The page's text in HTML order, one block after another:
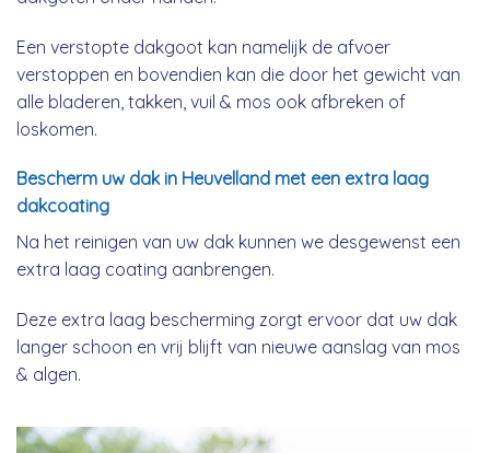
Een verstopte dakgoot kan namelijk de afvoer
verstoppen en bovendien kan die door het gewicht van
alle bladeren, takken, vuil & mos ook afbreken of
loskomen.
Bescherm uw dak in Heuvelland met een extra laag
dakcoating
Na het reinigen van uw dak kunnen we desgewenst een
extra laag coating aanbrengen.
Deze extra laag bescherming zorgt ervoor dat uw dak
langer schoon en vrij blijft van nieuwe aanslag van mos
& algen.